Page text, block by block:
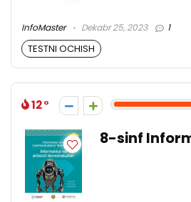
InfoMaster Dekabr 25, 2023 1
TESTNI OCHISH
12
8-sinf